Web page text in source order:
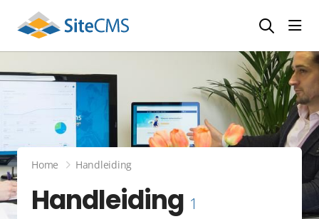
Home Handleiding
Handleiding 1